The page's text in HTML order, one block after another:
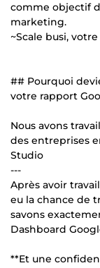
comme objectif
marketing.
~Scale busi,
## Pourquoi
votre rapport
Nous avons
des entreprises
Studio
---
Après avoir
eu la chance de
savons
Dashboard
**Et une